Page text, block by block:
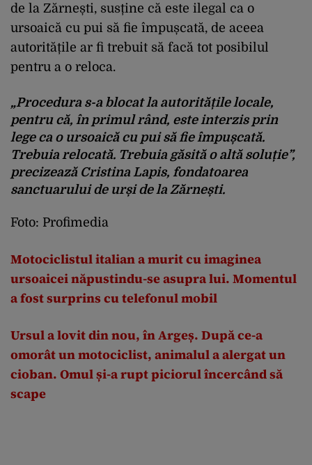
de la Zărnești, susține că este ilegal ca o
ursoaică cu pui să fie împușcată, de aceea
autoritățile ar fi trebuit să facă tot posibilul
pentru a o reloca.
„Procedura s-a blocat la autoritățile locale,
pentru că, în primul rând, este interzis prin
lege ca o ursoaică cu pui să fie împușcată.
Trebuia relocată. Trebuia găsită o altă soluție”,
precizează Cristina Lapis, fondatoarea
sanctuarului de urși de la Zărnești.
Foto: Profimedia
Motociclistul italian a murit cu imaginea
ursoaicei năpustindu-se asupra lui. Momentul
a fost surprins cu telefonul mobil
Ursul a lovit din nou, în Argeș. După ce-a
omorât un motociclist, animalul a alergat un
cioban. Omul și-a rupt piciorul încercând să
scape